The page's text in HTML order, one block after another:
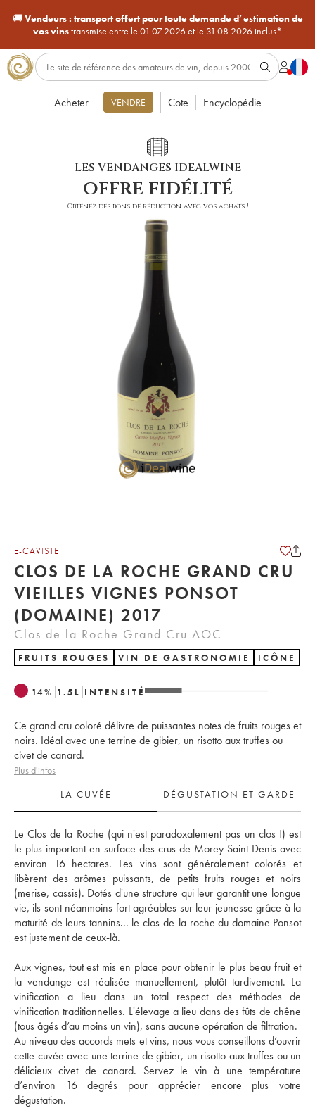
🚚Vendeurs : transport offert pour toute demande d’estimation de
vos vinstransmise entre le 01.07.2026 et le 31.08.2026 inclus*
Acheter VENDRE Cote Encyclopédie
LES VENDANGES IDEALWINE
offre fidélité
Obtenez des bons de réduction avec vos achats !
E-CAVISTE
CLOS DE LA ROCHE GRAND CRU
VIEILLES VIGNES PONSOT
(DOMAINE) 2017
Clos de la Roche Grand Cru AOC
FRUITS ROUGES VIN DE GASTRONOMIE ICÔNE
14% 1.5 L INTENSITÉ
Ce grand cru coloré délivre de puissantes notes de fruits rouges et
noirs. Idéal avec une terrine de gibier, un risotto aux truffes ou
civet de canard.
Plus d'infos
LA CUVÉE
DÉGUSTATION ET GARDE
Le Clos de la Roche (qui n'est paradoxalement pas un clos !) est
le plus important en surface des crus de Morey Saint-Denis avec
environ 16 hectares. Les vins sont généralement colorés et
libèrent des arômes puissants, de petits fruits rouges et noirs
(merise, cassis). Dotés d'une structure qui leur garantit une longue
vie, ils sont néanmoins fort agréables sur leur jeunesse grâce à la
maturité de leurs tannins... le clos-de-la-roche du domaine Ponsot
est justement de ceux-là.
Aux vignes, tout est mis en place pour obtenir le plus beau fruit et
la vendange est réalisée manuellement, plutôt tardivement. La
vinification a lieu dans un total respect des méthodes de
vinification traditionnelles. L'élevage a lieu dans des fûts de chêne
(tous âgés d’au moins un vin), sans aucune opération de filtration.
Au niveau des accords mets et vins, nous vous conseillons d’ouvrir
cette cuvée avec une terrine de gibier, un risotto aux truffes ou un
délicieux civet de canard. Servez le vin à une température
d’environ 16 degrés pour apprécier encore plus votre
dégustation.